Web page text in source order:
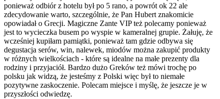
ponieważ odbiór z hotelu był po 5 rano, a powrót ok 22 ale
zdecydowanie warto, szczególnie, że Pan Hubert znakomicie
opowiadał o Grecji. Magiczne Zante VIP też polecamy ponieważ
jest to wycieczka busem po wyspie w kameralnej grupie. Żałuję, że
wcześniej kupiłam pamiątki, ponieważ tam gdzie odbywa się
degustacja serów, win, nalewek, miodów można zakupić produkty
w różnych wielkościach - które są idealne na małe prezenty dla
rodziny i przyjaciół. Bardzo dużo Greków też mówi trochę po
polsku jak widzą, że jesteśmy z Polski więc był to niemałe
pozytywne zaskoczenie. Polecam miejsce i myślę, że jeszcze je w
przyszłości odwiedzę.